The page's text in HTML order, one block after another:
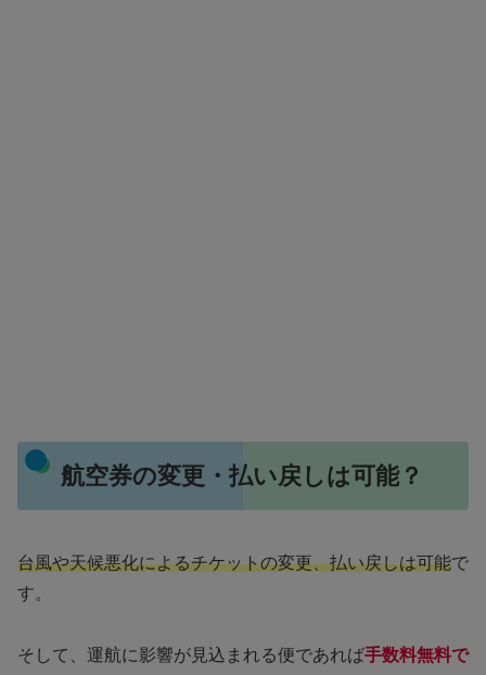
航空券の変更・払い戻しは可能？
台風や天候悪化によるチケットの変更、払い戻しは可能で
す。
そして、運航に影響が見込まれる便であれば手数料無料で